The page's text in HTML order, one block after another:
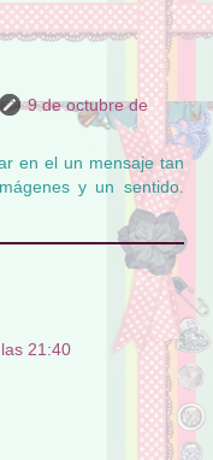
9 de octubre de
en el un mensaje tan
y un sentido.
21:40